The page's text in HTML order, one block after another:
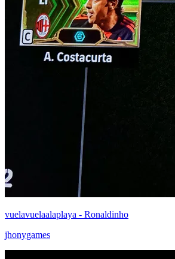
vuelavuelaalaplaya - Ronaldinho
jhonygames